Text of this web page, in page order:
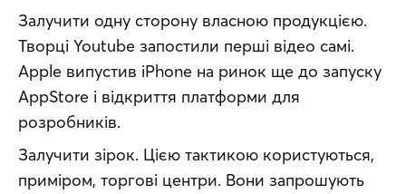
Залучити одну сторону власною продукцією.
Творці Youtube запостили перші відео самі.
Apple випустив iPhone на ринок ще до запуску
AppStore і відкриття платформи для
розробників.
Залучити зірок. Цією тактикою користуються,
приміром, торгові центри. Вони запрошують